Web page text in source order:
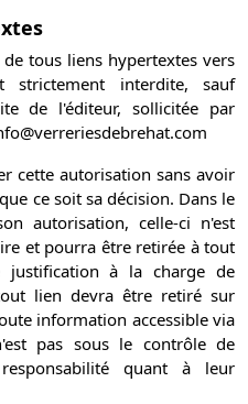
tous liens hypertextes vers
interdite, sauf
de l'éditeur, sollicitée par
cette autorisation sans avoir
ce soit sa décision. Dans le
autorisation, celle-ci n'est
et pourra être retirée à tout
justification à la charge de
lien devra être retiré sur
information accessible via
pas sous le contrôle de
quant à leur